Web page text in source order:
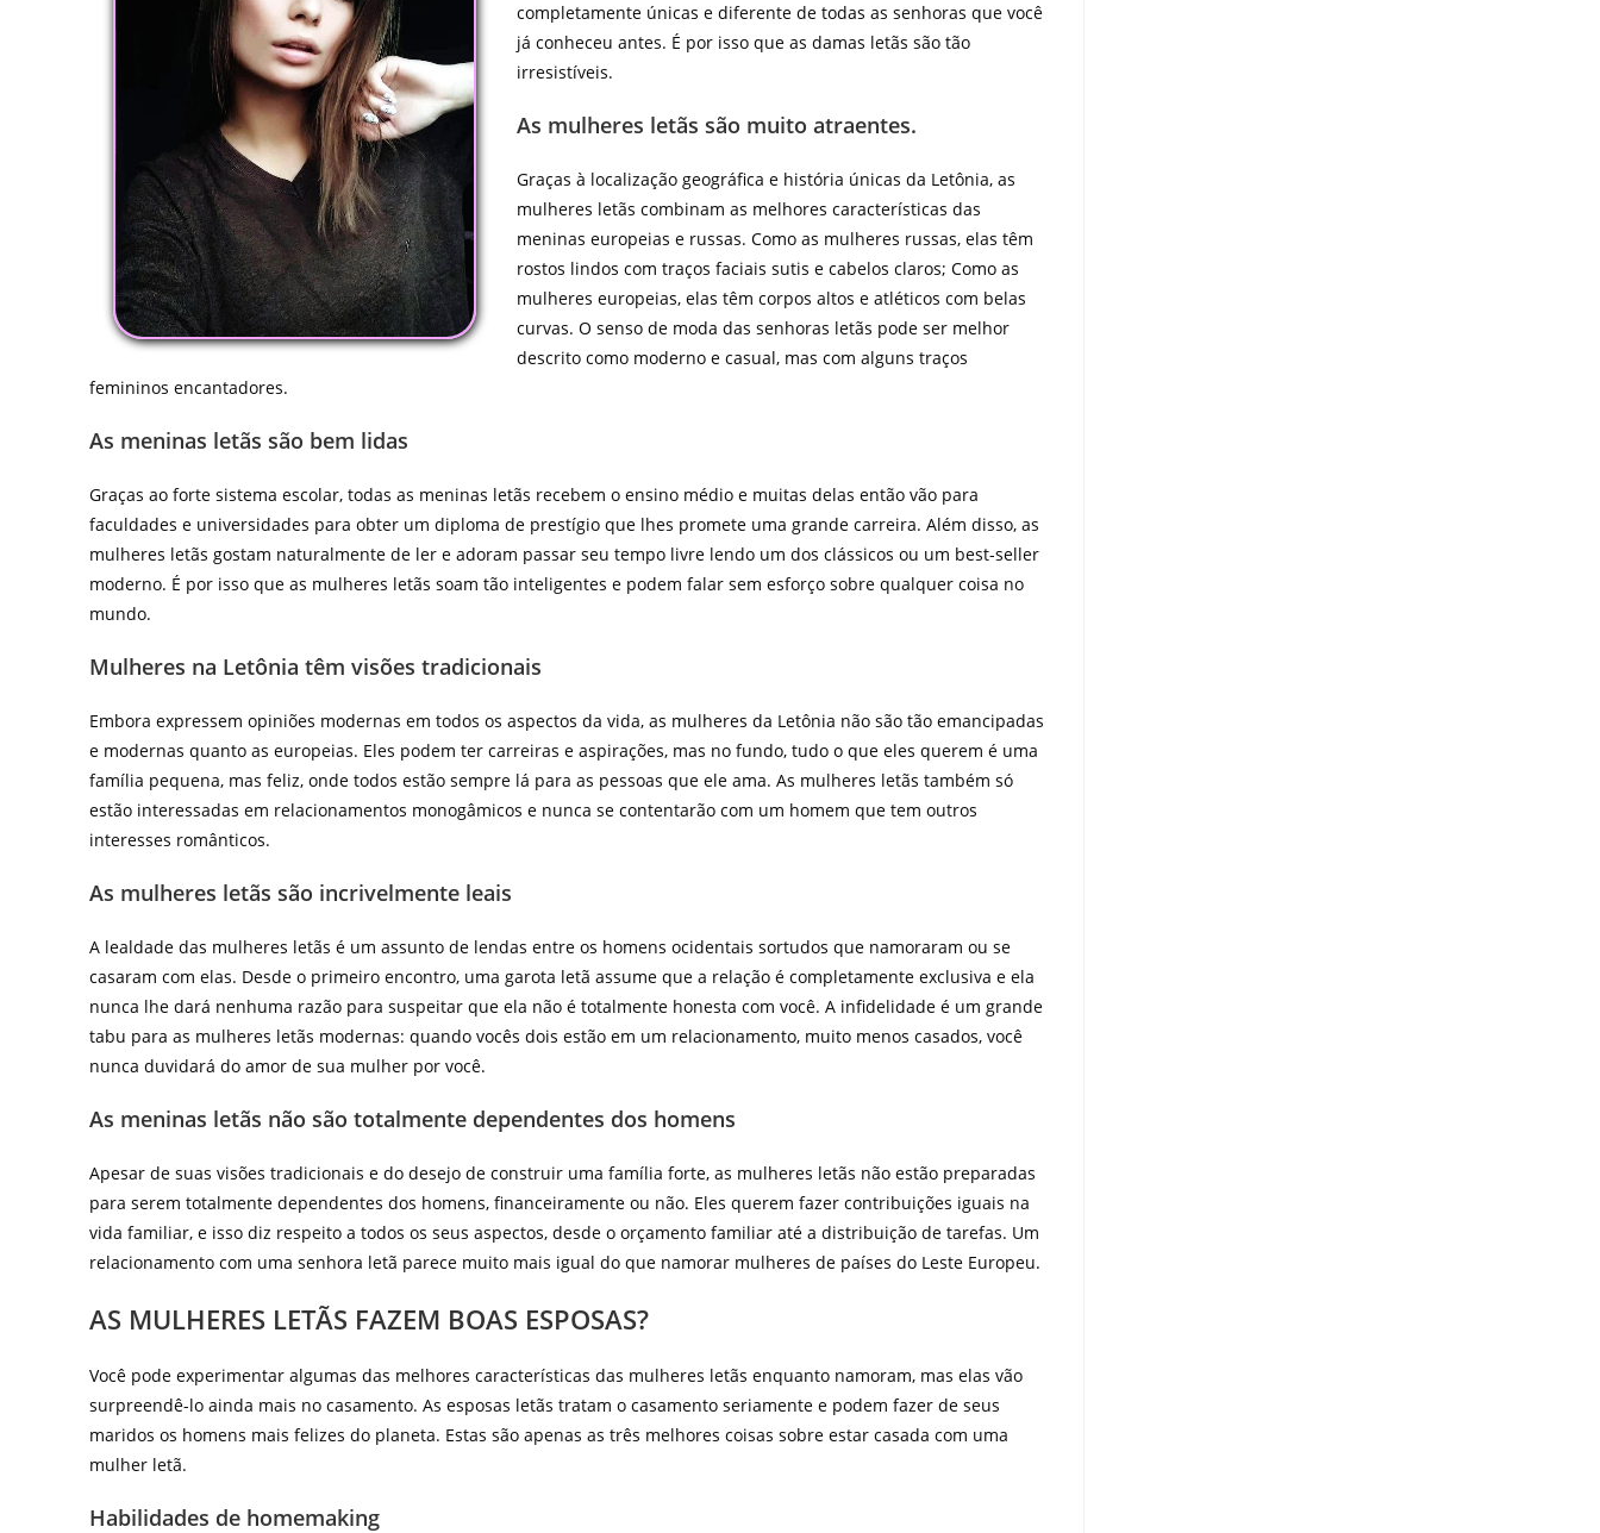
completamente únicas e diferente de todas as senhoras que você
já conheceu antes. É por isso que as damas letãs são tão
irresistíveis.
As mulheres letãs são muito atraentes.
Graças à localização geográfica e história únicas da Letônia, as
mulheres letãs combinam as melhores características das
meninas europeias e russas. Como as mulheres russas, elas têm
rostos lindos com traços faciais sutis e cabelos claros; Como as
mulheres europeias, elas têm corpos altos e atléticos com belas
curvas. O senso de moda das senhoras letãs pode ser melhor
descrito como moderno e casual, mas com alguns traços
femininos encantadores.
As meninas letãs são bem lidas
Graças ao forte sistema escolar, todas as meninas letãs recebem o ensino médio e muitas delas então vão para
faculdades e universidades para obter um diploma de prestígio que lhes promete uma grande carreira. Além disso, as
mulheres letãs gostam naturalmente de ler e adoram passar seu tempo livre lendo um dos clássicos ou um best-seller
moderno. É por isso que as mulheres letãs soam tão inteligentes e podem falar sem esforço sobre qualquer coisa no
mundo.
Mulheres na Letônia têm visões tradicionais
Embora expressem opiniões modernas em todos os aspectos da vida, as mulheres da Letônia não são tão emancipadas
e modernas quanto as europeias. Eles podem ter carreiras e aspirações, mas no fundo, tudo o que eles querem é uma
família pequena, mas feliz, onde todos estão sempre lá para as pessoas que ele ama. As mulheres letãs também só
estão interessadas em relacionamentos monogâmicos e nunca se contentarão com um homem que tem outros
interesses românticos.
As mulheres letãs são incrivelmente leais
A lealdade das mulheres letãs é um assunto de lendas entre os homens ocidentais sortudos que namoraram ou se
casaram com elas. Desde o primeiro encontro, uma garota letã assume que a relação é completamente exclusiva e ela
nunca lhe dará nenhuma razão para suspeitar que ela não é totalmente honesta com você. A infidelidade é um grande
tabu para as mulheres letãs modernas: quando vocês dois estão em um relacionamento, muito menos casados, você
nunca duvidará do amor de sua mulher por você.
As meninas letãs não são totalmente dependentes dos homens
Apesar de suas visões tradicionais e do desejo de construir uma família forte, as mulheres letãs não estão preparadas
para serem totalmente dependentes dos homens, financeiramente ou não. Eles querem fazer contribuições iguais na
vida familiar, e isso diz respeito a todos os seus aspectos, desde o orçamento familiar até a distribuição de tarefas. Um
relacionamento com uma senhora letã parece muito mais igual do que namorar mulheres de países do Leste Europeu.
AS MULHERES LETÃS FAZEM BOAS ESPOSAS?
Você pode experimentar algumas das melhores características das mulheres letãs enquanto namoram, mas elas vão
surpreendê-lo ainda mais no casamento. As esposas letãs tratam o casamento seriamente e podem fazer de seus
maridos os homens mais felizes do planeta. Estas são apenas as três melhores coisas sobre estar casada com uma
mulher letã.
Habilidades de homemaking